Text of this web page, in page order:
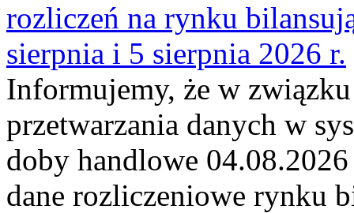
rozliczeń na rynku
sierpnia i 5 sierpnia 2026 r.
Informujemy, że w
przetwarzania danych w
doby handlowe
dane rozliczeniowe rynku